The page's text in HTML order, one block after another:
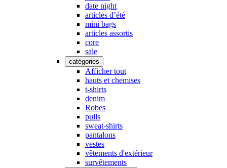
date night
articles d’été
mini bags
articles assortis
core
sale
catégories
Afficher tout
hauts et chemises
t-shirts
denim
Robes
pulls
sweat-shirts
pantalons
vestes
vêtements d'extérieur
survêtements